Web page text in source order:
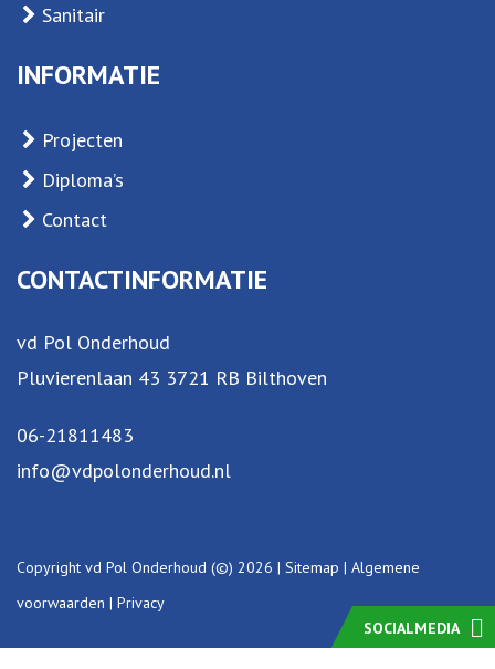
Sanitair
INFORMATIE
Projecten
Diploma’s
Contact
CONTACTINFORMATIE
vd Pol Onderhoud
Pluvierenlaan 43 3721 RB Bilthoven
06-21811483
info@vdpolonderhoud.nl
Copyright vd Pol Onderhoud (©) 2026 | Sitemap | Algemene
voorwaarden | Privacy
SOCIALMEDIA